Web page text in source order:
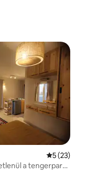
Átlagos
5 (23)
a tengerparti